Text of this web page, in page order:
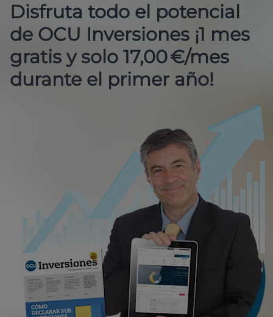
Disfruta todo el potencial
de OCU Inversiones ¡1 mes
gratis y solo 17,00 €/mes
durante el primer año!